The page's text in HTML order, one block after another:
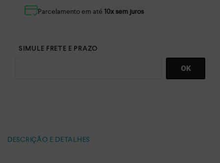
Parcelamento em até 10x sem juros
DESCRIÇÃO E DETALHES